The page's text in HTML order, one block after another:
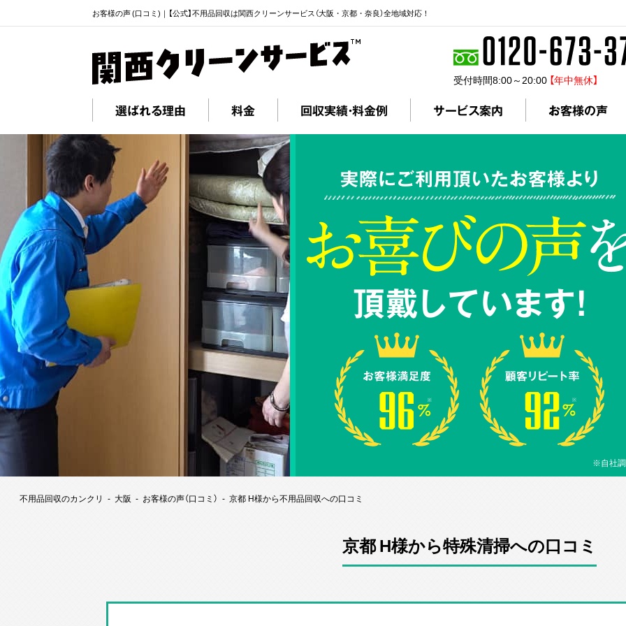
お客様の声 (口コミ)｜【公式】不用品回収は関西クリーンサービス（大阪・京都・奈良）全地域対応！
受付時間8:00～20:00 【年中無休】
選ばれる理由 料金 回収実績・料金例 サービス案内 お客様の声
実際にご利用頂いたお客様より
頂戴しています!
※自社
不用品回収のカンクリ 大阪 お客様の声（口コミ） 京都 H様から不用品回収への口コミ
京都 H様から特殊清掃への口コミ